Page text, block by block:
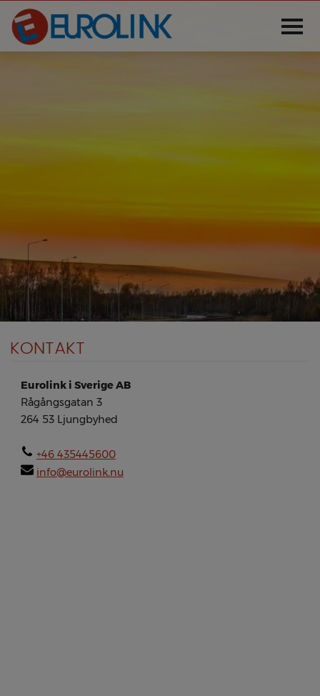
TJÄNSTER
LOGISTIKCENTER
KONTAKT
BOKA HÄR
KONTAKT
Eurolink i Sverige AB
Rågångsgatan 3
264 53 Ljungbyhed
+46 435445600
info@eurolink.nu